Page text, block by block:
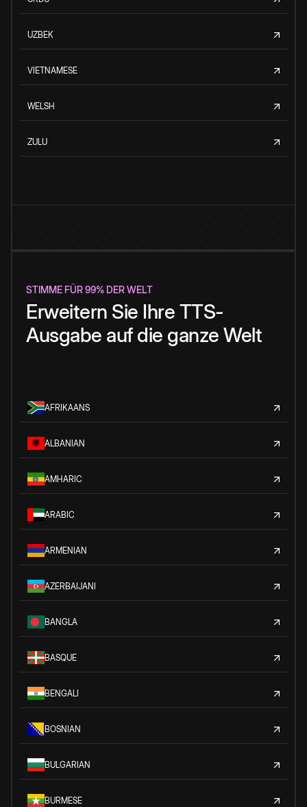
UZBEK
VIETNAMESE
WELSH
ZULU
STIMME FÜR 99% DER WELT
Erweitern Sie Ihre TTS-
Ausgabe auf die ganze Welt
AFRIKAANS
ALBANIAN
AMHARIC
ARABIC
ARMENIAN
AZERBAIJANI
BANGLA
BASQUE
BENGALI
BOSNIAN
BULGARIAN
BURMESE